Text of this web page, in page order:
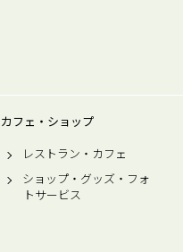
カフェ・ショップ
レストラン・カフェ
ショップ・グッズ・フォ
トサービス